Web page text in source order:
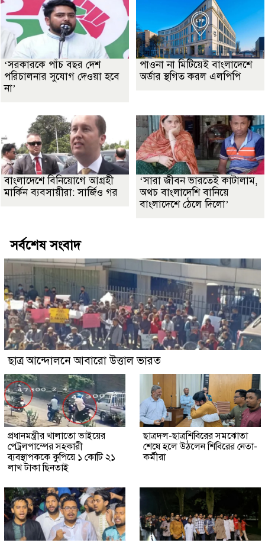
‘সরকারকে পাঁচ বছর দেশ
পরিচালনার সুযোগ দেওয়া হবে
না’
পাওনা না মিটিয়েই বাংলাদেশে
অর্ডার স্থগিত করল এলপিপি
বাংলাদেশে বিনিয়োগে আগ্রহী
মার্কিন ব্যবসায়ীরা: সার্জিও গর
‘সারা জীবন ভারতেই কাটালাম,
অথচ বাংলাদেশি বানিয়ে
বাংলাদেশে ঠেলে দিলো’
সর্বশেষ সংবাদ
ছাত্র আন্দোলনে আবারো উত্তাল ভারত
প্রধানমন্ত্রীর খালাতো ভাইয়ের
পেট্রলপাম্পের সহকারী
ব্যবস্থাপককে কুপিয়ে ১ কোটি ২১
লাখ টাকা ছিনতাই
ছাত্রদল-ছাত্রশিবিরের সমঝোতা
শেষে হলে উঠলেন শিবিরের নেতা-
কর্মীরা